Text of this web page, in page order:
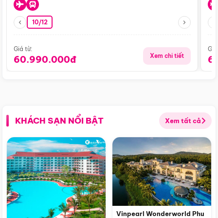
10/12
Giá từ:
60.990.000đ Xem chi tiết
KHÁCH SẠN NỔI BẬT Xem tất cả
Vinpearl Wonderworld Phu